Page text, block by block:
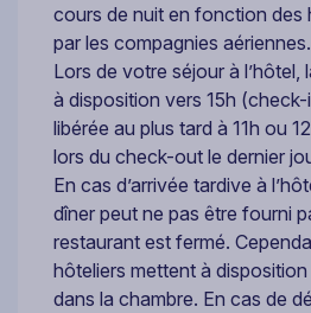
cours de nuit en fonction des
par les compagnies aériennes.
Lors de votre séjour à l’hôtel,
à disposition vers 15h
libérée au plus tard à 11h ou
lors du check-out le dernier
En cas d’arrivée tardive à
dîner peut ne pas être fourni
restaurant est fermé.
hôteliers mettent à
dans la chambre. En cas de